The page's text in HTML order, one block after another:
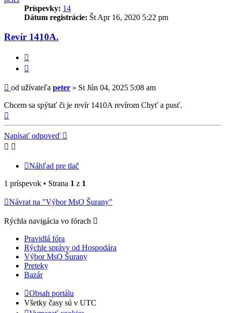
Príspevky: 14
Dátum registrácie: Št Apr 16, 2020 5:22 pm
Revír 1410A.
Príspevok
od užívateľa peter » St Jún 04, 2025 5:08 am
Chcem sa spýtať či je revír 1410A revírom Chyť a pusť.
Napísať odpoveď
Náhľad pre tlač
1 príspevok • Strana 1 z 1
Návrat na "Výbor MsO Šurany"
Rýchla navigácia vo fórach
Pravidlá fóra
Rýchle správy od Hospodára
Výbor MsO Šurany
Preteky
Bazár
Obsah portálu
Všetky časy sú v UTC